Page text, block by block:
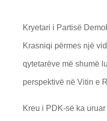
Kryetari i Partisë
Krasniqi përmes një
qytetarëve më shumë
perspektivë në Vitin e
Kreu i PDK-së ka